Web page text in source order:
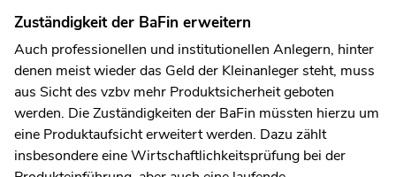
Zuständigkeit der BaFin erweitern
Auch professionellen und institutionellen Anlegern, hinter
denen meist wieder das Geld der Kleinanleger steht, muss
aus Sicht des vzbv mehr Produktsicherheit geboten
werden. Die Zuständigkeiten der BaFin müssten hierzu um
eine Produktaufsicht erweitert werden. Dazu zählt
insbesondere eine Wirtschaftlichkeitsprüfung bei der